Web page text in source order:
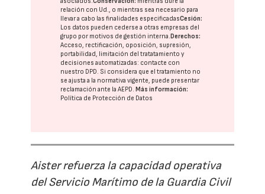
relación con Ud., o mientras sea necesario para
llevar a cabo las finalidades especificadasCesión:
Los datos pueden cederse a otras empresas del
grupo por motivos de gestión interna.Derechos:
Acceso, rectificación, oposición, supresión,
portabilidad, limitación del tratatamiento y
decisiones automatizadas: contacte con
nuestro DPD. Si considera que el tratamiento no
se ajusta a la normativa vigente, puede presentar
reclamación ante laAEPD.Más información:
Política de Protección de Datos
Aister refuerza la capacidad operativa
del Servicio Marítimo de la Guardia Civil